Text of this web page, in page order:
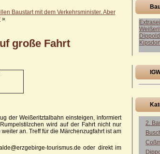
Baustart mit dem Verkehrsminister. Aber
»
große Fahrt
der Weißeritztalbahn einsteigen, informiert
wird auf der Fahrt nicht nur
an. Treff für die Märchenzugfahrt ist am
tourismus.de oder direkt im
2.